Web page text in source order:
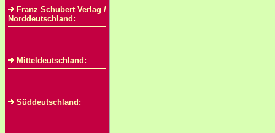
Franz Schubert Verlag /
Norddeutschland:
Mitteldeutschland:
Süddeutschland: